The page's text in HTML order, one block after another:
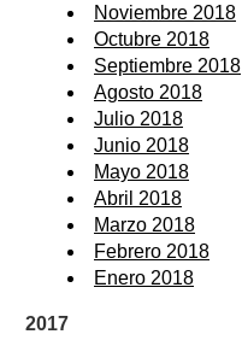
Noviembre 2018
Octubre 2018
Septiembre 2018
Agosto 2018
Julio 2018
Junio 2018
Mayo 2018
Abril 2018
Marzo 2018
Febrero 2018
Enero 2018
2017